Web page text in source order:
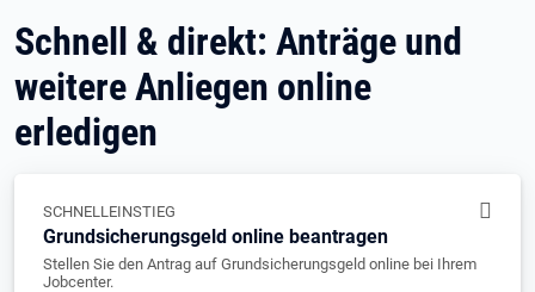
Schnell & direkt: Anträge und
weitere Anliegen online
erledigen
SCHNELLEINSTIEG
Grundsicherungsgeld online beantragen
Stellen Sie den Antrag auf Grundsicherungsgeld online bei Ihrem
Jobcenter.